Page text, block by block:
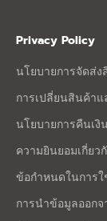
Privacy Policy
นโยบายการจัดส่ง
การเปลี่ยนสินค้า
นโยบายการคืนเงิน
ความยินยอมเกี่ย
ข้อกำหนดในการใ
การนำข้อมูลออกจ